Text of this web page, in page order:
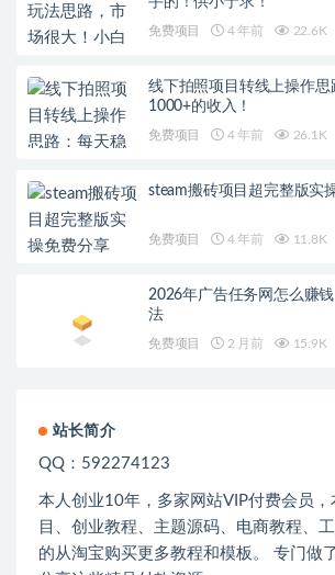
免费项目 4 年前 22.6K
线下拍照项目转线上操作思
1000+的收入！
免费项目 4 年前 26.1K
steam搬砖项目超完整版实
免费项目 4 年前 11.8K
2026年广告任务网怎么赚
法
免费项目 2 月前 15.9K
站长简介
QQ：592274123
本人创业10年，多家网站VIP付费会员，
目、创业教程、主题源码、电商教程、
的从淘宝购买更多教程和模板。 专门做